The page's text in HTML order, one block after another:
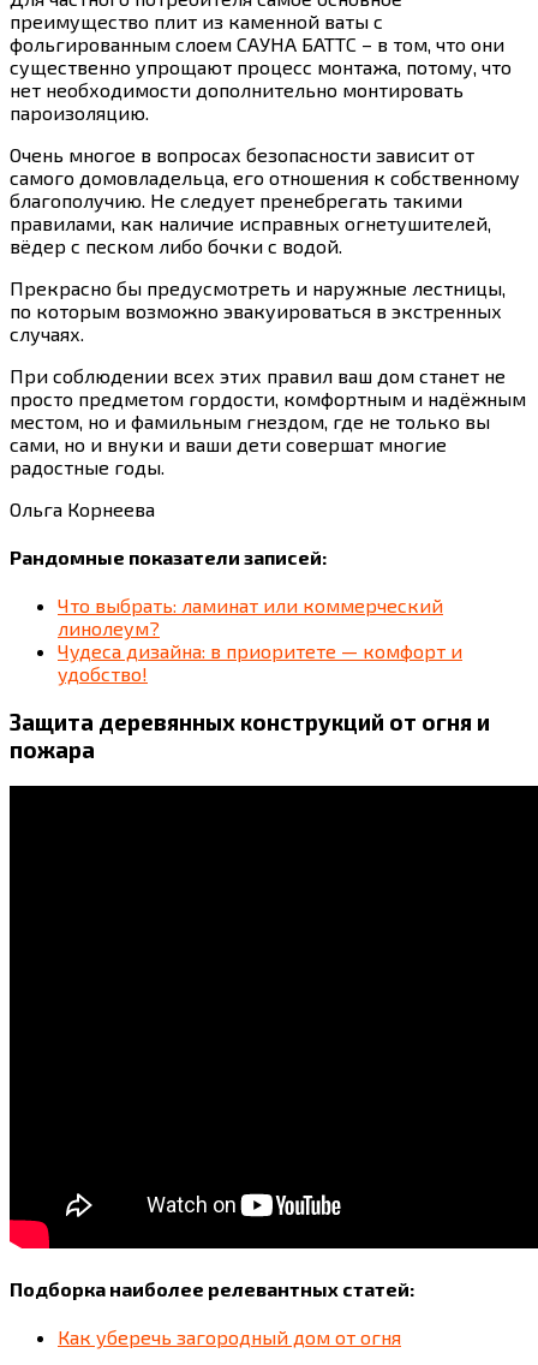
преимущество плит из каменной ваты с
фольгированным слоем САУНА БАТТС – в том, что они
существенно упрощают процесс монтажа, потому, что
нет необходимости дополнительно монтировать
пароизоляцию.
Очень многое в вопросах безопасности зависит от
самого домовладельца, его отношения к собственному
благополучию. Не следует пренебрегать такими
правилами, как наличие исправных огнетушителей,
вёдер с песком либо бочки с водой.
Прекрасно бы предусмотреть и наружные лестницы,
по которым возможно эвакуироваться в экстренных
случаях.
При соблюдении всех этих правил ваш дом станет не
просто предметом гордости, комфортным и надёжным
местом, но и фамильным гнездом, где не только вы
сами, но и внуки и ваши дети совершат многие
радостные годы.
Ольга Корнеева
Рандомные показатели записей:
Что выбрать: ламинат или коммерческий
линолеум?
Чудеса дизайна: в приоритете — комфорт и
удобство!
Защита деревянных конструкций от огня и
пожара
Подборка наиболее релевантных статей:
Как уберечь загородный дом от огня